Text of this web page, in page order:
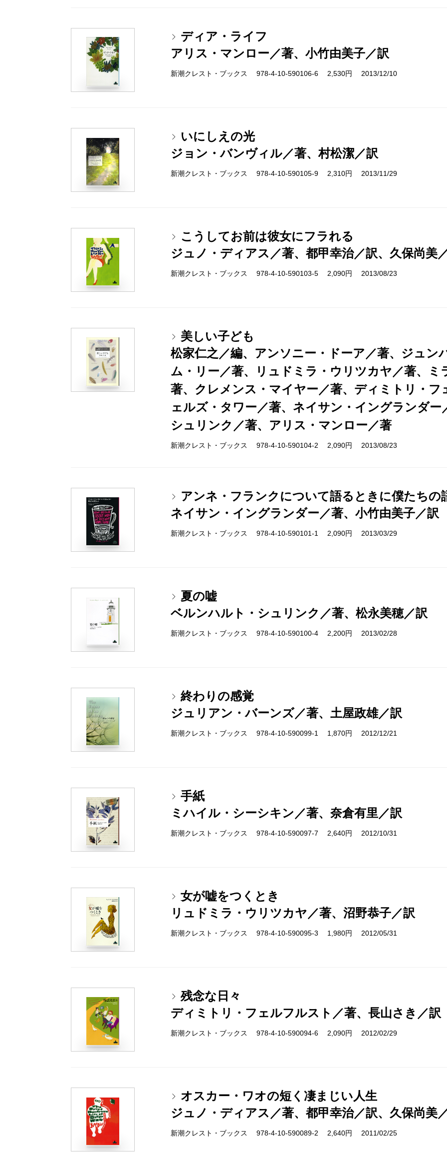
つづいてカバーデザイン。いくら作品内容に自信が
れば話は始まりません。シリーズではあるものの、一
〈クレスト・ブックス〉は、小説はもちろん、『パリ
ノンフィクション作品も含まれる、きわめてゆるや
ん。
さらに、日本では初紹介の作家であること、あるい
の作品なのです。
ディア・ライフ
アリス・マンロー／著、小竹由美子／訳
新潮クレスト・ブックス 978-4-10-590106-6 2,530円 2013/12/10
いにしえの光
ジョン・バンヴィル／著、村松潔／訳
新潮クレスト・ブックス 978-4-10-590105-9 2,310円 2013/11/29
こうしてお前は彼女にフラれる
ジュノ・ディアス／著、都甲幸治／訳、久保尚美
新潮クレスト・ブックス 978-4-10-590103-5 2,090円 2013/08/23
美しい子ども
松家仁之／編、アンソニー・ドーア／著、ジュン
ム・リー／著、リュドミラ・ウリツカヤ／著、ミ
著、クレメンス・マイヤー／著、ディミトリ・フ
ェルズ・タワー／著、ネイサン・イングランダ
シュリンク／著、アリス・マンロー／著
新潮クレスト・ブックス 978-4-10-590104-2 2,090円 2013/08/23
アンネ・フランクについて語るときに僕たちの
ネイサン・イングランダー／著、小竹由美子／訳
新潮クレスト・ブックス 978-4-10-590101-1 2,090円 2013/03/29
夏の嘘
ベルンハルト・シュリンク／著、松永美穂／訳
新潮クレスト・ブックス 978-4-10-590100-4 2,200円 2013/02/28
終わりの感覚
ジュリアン・バーンズ／著、土屋政雄／訳
新潮クレスト・ブックス 978-4-10-590099-1 1,870円 2012/12/21
手紙
ミハイル・シーシキン／著、奈倉有里／訳
新潮クレスト・ブックス 978-4-10-590097-7 2,640円 2012/10/31
女が嘘をつくとき
リュドミラ・ウリツカヤ／著、沼野恭子／訳
新潮クレスト・ブックス 978-4-10-590095-3 1,980円 2012/05/31
残念な日々
ディミトリ・フェルフルスト／著、長山さき／訳
新潮クレスト・ブックス 978-4-10-590094-6 2,090円 2012/02/29
オスカー・ワオの短く凄まじい人生
ジュノ・ディアス／著、都甲幸治／訳、久保尚美
新潮クレスト・ブックス 978-4-10-590089-2 2,640円 2011/02/25